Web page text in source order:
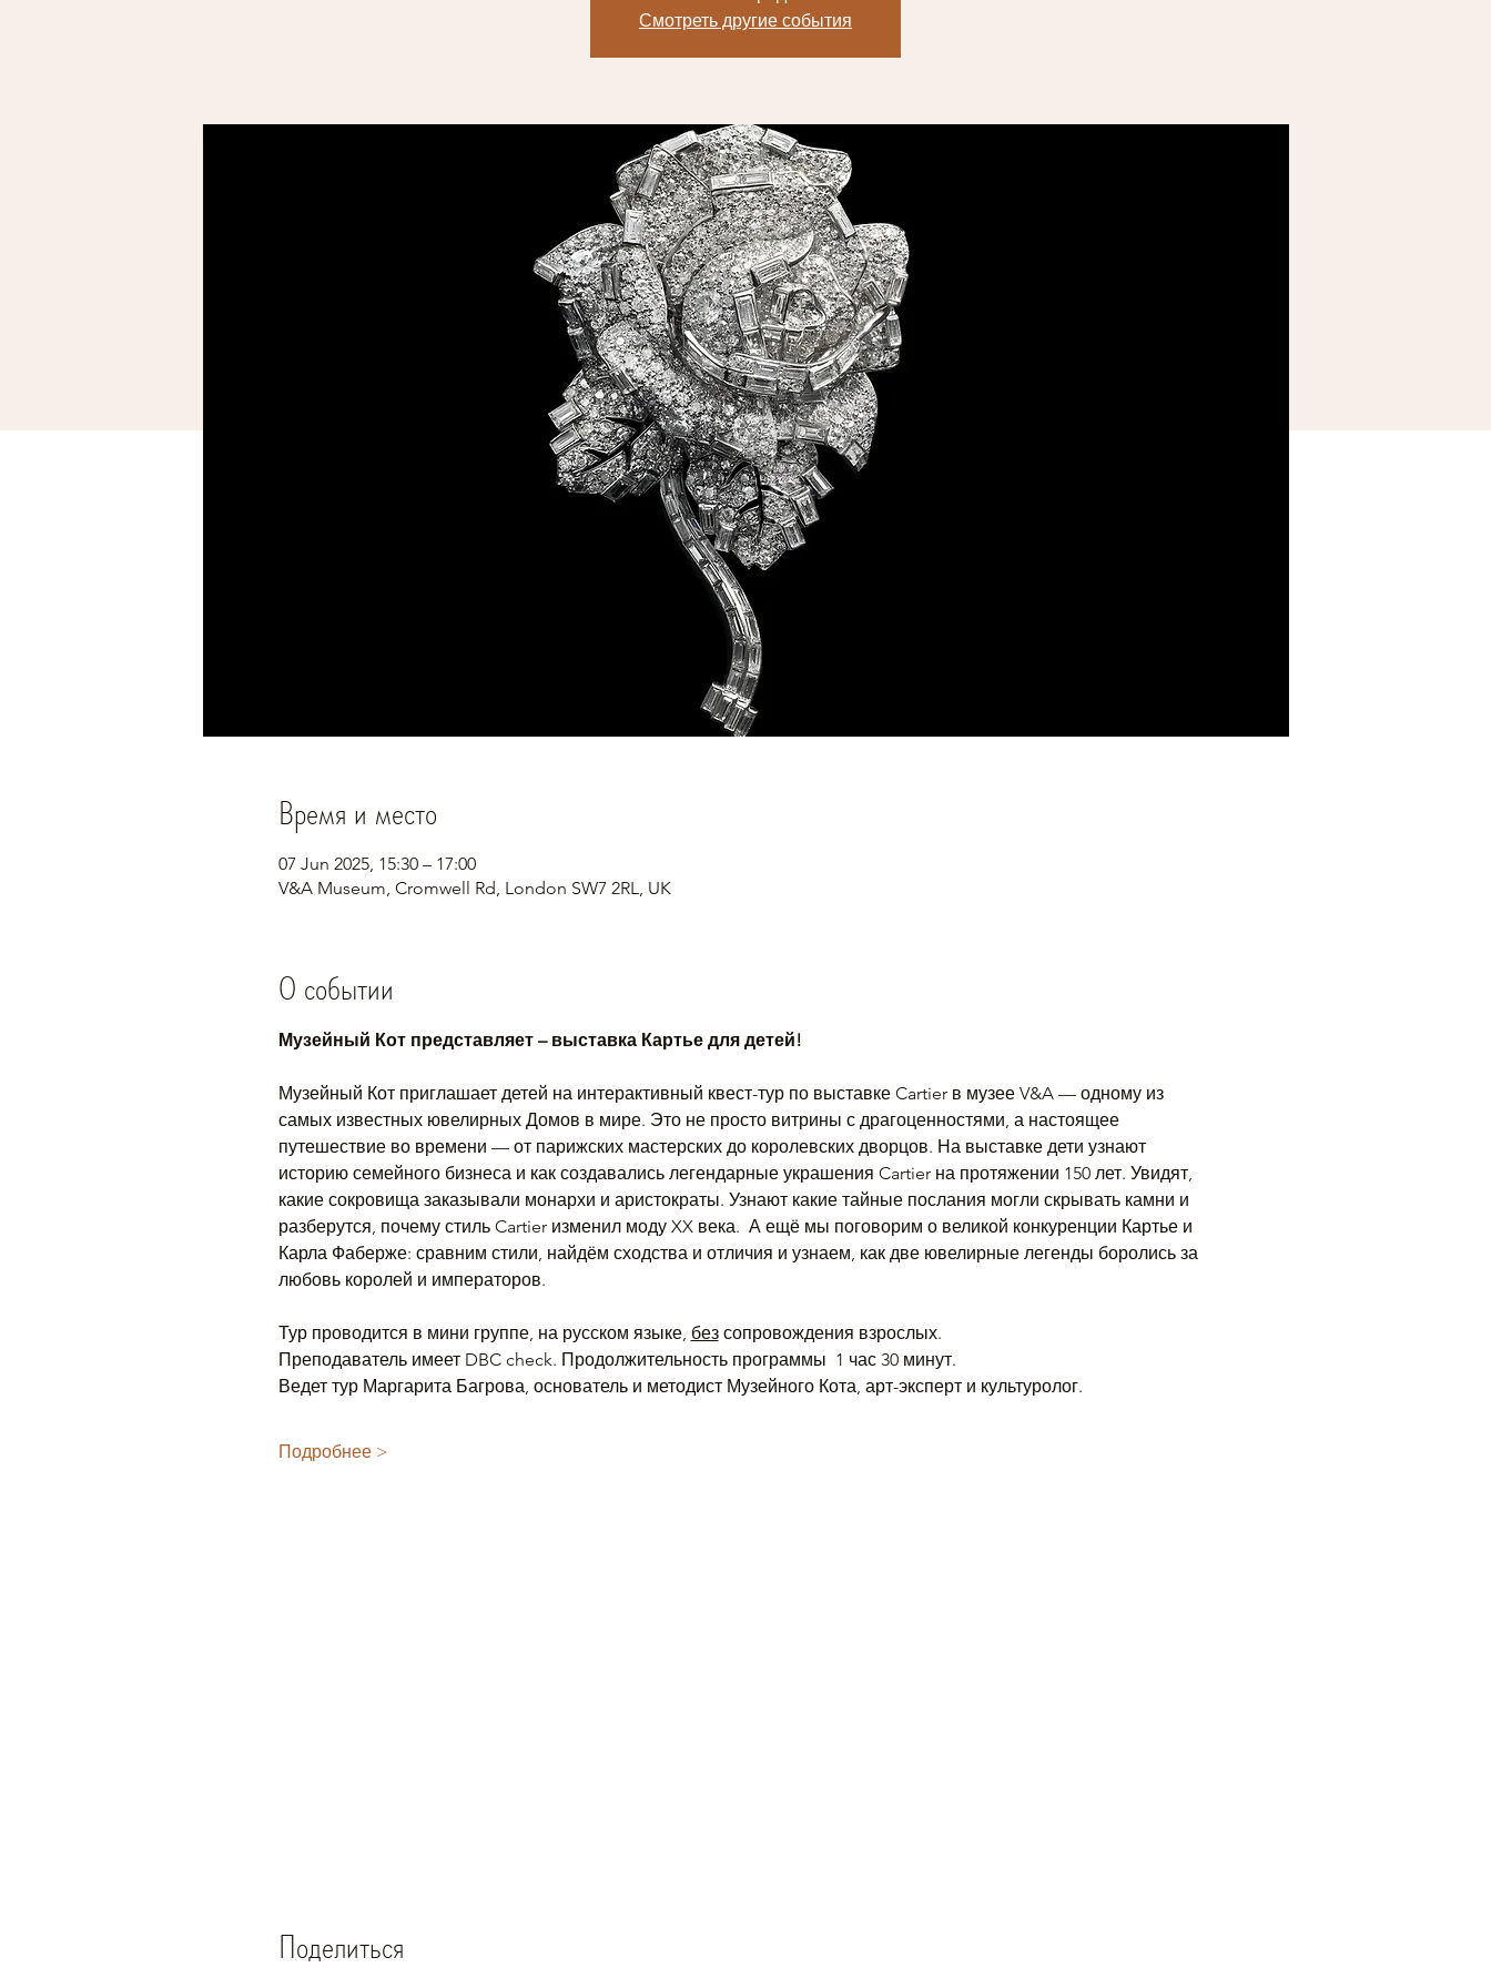
Смотреть другие события
Время и место
07 Jun 2025, 15:30 – 17:00
V&A Museum, Cromwell Rd, London SW7 2RL, UK
О событии
Музейный Кот представляет – выставка Картье для детей!
Музейный Кот приглашает детей на интерактивный квест-тур по выставке Cartier в музее V&A — одному из
самых известных ювелирных Домов в мире. Это не просто витрины с драгоценностями, а настоящее
путешествие во времени — от парижских мастерских до королевских дворцов. На выставке дети узнают
историю семейного бизнеса и как создавались легендарные украшения Cartier на протяжении 150 лет. Увидят,
какие сокровища заказывали монархи и аристократы. Узнают какие тайные послания могли скрывать камни и
разберутся, почему стиль Cartier изменил моду XX века.  А ещё мы поговорим о великой конкуренции Картье и
Карла Фаберже: сравним стили, найдём сходства и отличия и узнаем, как две ювелирные легенды боролись за
любовь королей и императоров.
Тур проводится в мини группе, на русском языке, без сопровождения взрослых.
Преподаватель имеет DBC check. Продолжительность программы  1 час 30 минут.
Ведет тур Маргарита Багрова, основатель и методист Музейного Кота, арт-эксперт и культуролог.
Подробнее >
Поделиться